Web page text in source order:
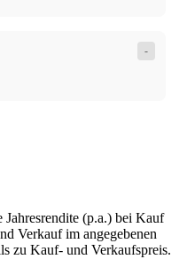
-
(p.a.) bei Kauf
Verkauf im angegebenen
zu Kauf- und Verkaufspreis.